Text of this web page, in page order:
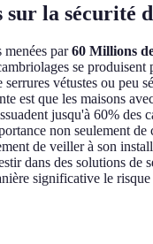
sur la sécurité
menées par60 Millions
se produisent
serrures vétustes ou peu
est que les maisons
jusqu'à 60% des
non seulement de
de veiller à son
dans des solutions de
significative le